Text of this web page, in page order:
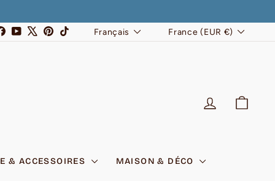
FacebookYouTubePinterest
TikTok LANGUE
Français DEVISE
France (EUR €)
SE
& ACCESSOIRES MAISON & DÉCO